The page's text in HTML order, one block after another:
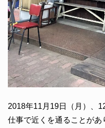
2018年11月19日（月）、
仕事で近くを通ることが